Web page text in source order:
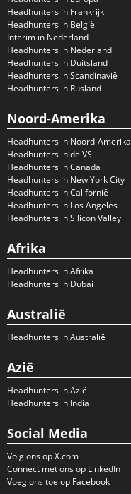
Headhunters in Frankrijk
Headhunters in België
Interim in Nederland
Headhunters in Nederland
Headhunters in Duitsland
Headhunters in Scandinavië
Headhunters in Rusland
Noord-Amerika
Headhunters in Noord-Amerika
Headhunters in de VS
Headhunters in Canada
Headhunters in New York City
Headhunters in Californië
Headhunters in Los Angeles
Headhunters in Silicon Valley
Afrika
Headhunters in Afrika
Headhunters in Dubai
Australië
Headhunters in Australië
Azië
Headhunters in Azië
Headhunters in India
Social Media
Volg ons op X.com
Connect met ons op LinkedIn
Voeg ons toe op Facebook